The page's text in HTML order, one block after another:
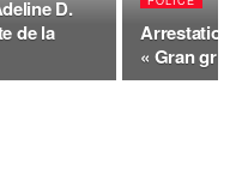
D.
de la
Arrestation
« Gran grif